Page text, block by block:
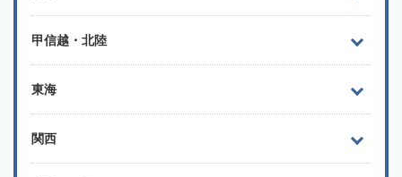
甲信越・北陸
東海
関西